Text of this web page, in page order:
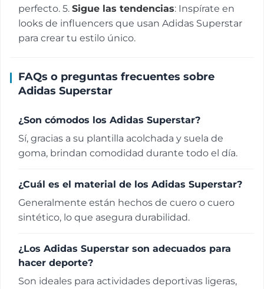
perfecto. 5. Sigue las tendencias: Inspírate en
looks de influencers que usan Adidas Superstar
para crear tu estilo único.
FAQs o preguntas frecuentes sobre
Adidas Superstar
¿Son cómodos los Adidas Superstar?
Sí, gracias a su plantilla acolchada y suela de
goma, brindan comodidad durante todo el día.
¿Cuál es el material de los Adidas Superstar?
Generalmente están hechos de cuero o cuero
sintético, lo que asegura durabilidad.
¿Los Adidas Superstar son adecuados para
hacer deporte?
Son ideales para actividades deportivas ligeras,